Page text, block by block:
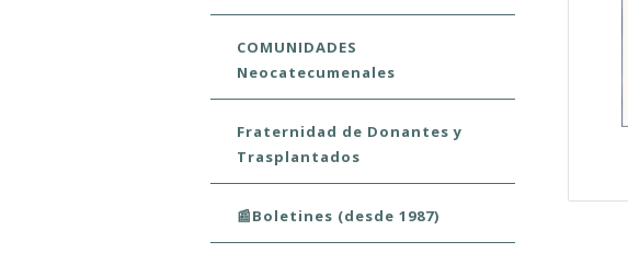
COMUNIDADES
Neocatecumenales
Fraternidad de Donantes y
Trasplantados
📰Boletines (desde 1987)